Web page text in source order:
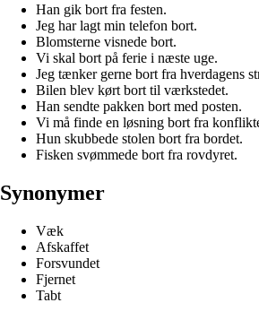
Han gik bort fra festen.
Jeg har lagt min telefon bort.
Blomsterne visnede bort.
Vi skal bort på ferie i næste uge.
Jeg tænker gerne bort fra hverdagens
Bilen blev kørt bort til værkstedet.
Han sendte pakken bort med posten.
Vi må finde en løsning bort fra
Hun skubbede stolen bort fra bordet.
Fisken svømmede bort fra rovdyret.
Synonymer
Væk
Afskaffet
Forsvundet
Fjernet
Tabt